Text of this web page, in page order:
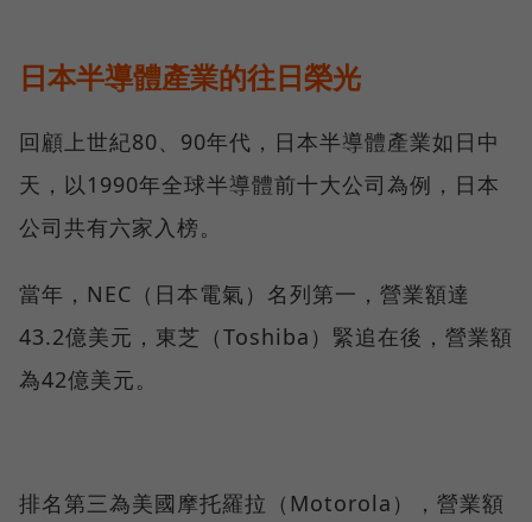
日本半導體產業的往日榮光
回顧上世紀80、90年代，日本半導體產業如日中
天，以1990年全球半導體前十大公司為例，日本
公司共有六家入榜。
當年，NEC（日本電氣）名列第一，營業額達
43.2億美元，東芝（Toshiba）緊追在後，營業額
為42億美元。
排名第三為美國摩托羅拉（Motorola），營業額